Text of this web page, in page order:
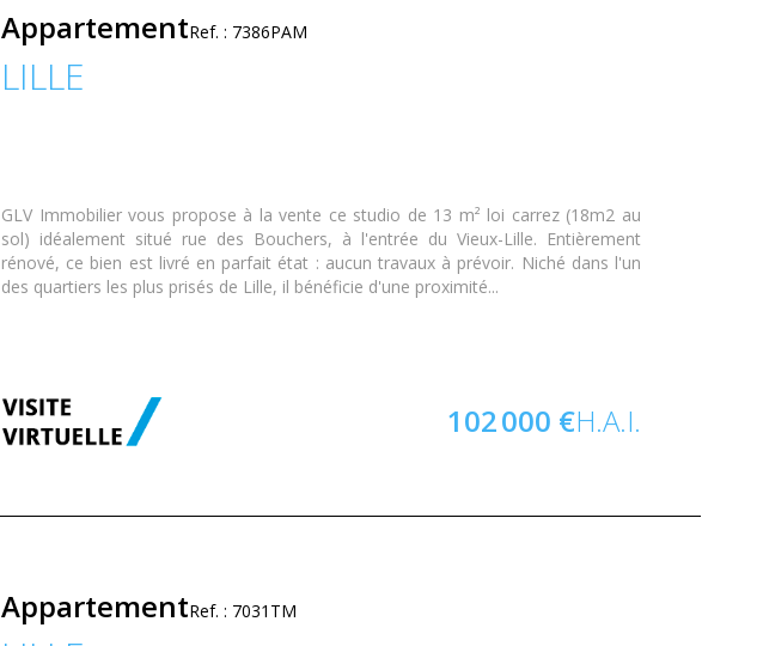
AppartementRef. : 7386PAM
LILLE
GLV Immobilier vous propose à la vente ce studio de 13 m² loi carrez (18m2 au
sol) idéalement situé rue des Bouchers, à l'entrée du Vieux-Lille. Entièrement
rénové, ce bien est livré en parfait état : aucun travaux à prévoir. Niché dans l'un
des quartiers les plus prisés de Lille, il bénéficie d'une proximité...
102 000 €H.A.I.
AppartementRef. : 7031TM